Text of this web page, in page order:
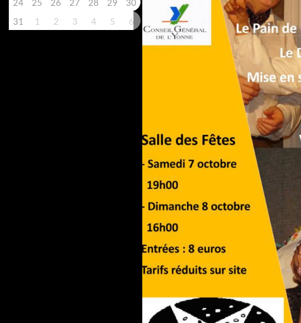
24
25 26 27 28 29
30
31
1 2 3 4 5 6